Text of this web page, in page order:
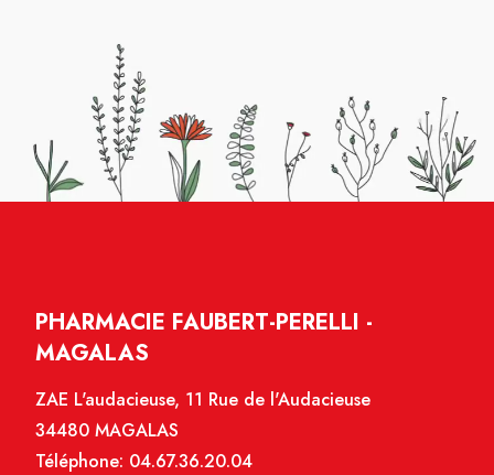
PHARMACIE FAUBERT-PERELLI -
MAGALAS
ZAE L'audacieuse, 11 Rue de l'Audacieuse
34480 MAGALAS
Téléphone: 04.67.36.20.04